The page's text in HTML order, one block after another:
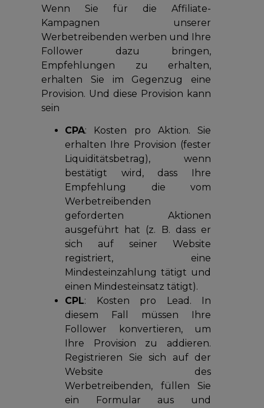
Wenn Sie für die Affiliate-
Kampagnen unserer
Werbetreibenden werben und Ihre
Follower dazu bringen,
Empfehlungen zu erhalten,
erhalten Sie im Gegenzug eine
Provision. Und diese Provision kann
sein
CPA: Kosten pro Aktion. Sie
erhalten Ihre Provision (fester
Liquiditätsbetrag), wenn
bestätigt wird, dass Ihre
Empfehlung die vom
Werbetreibenden
geforderten Aktionen
ausgeführt hat (z. B. dass er
sich auf seiner Website
registriert, eine
Mindesteinzahlung tätigt und
einen Mindesteinsatz tätigt).
CPL: Kosten pro Lead. In
diesem Fall müssen Ihre
Follower konvertieren, um
Ihre Provision zu addieren.
Registrieren Sie sich auf der
Website des
Werbetreibenden, füllen Sie
ein Formular aus und